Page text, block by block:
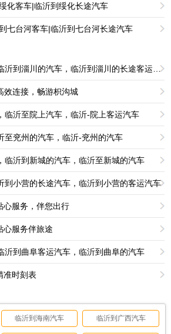
化客车|临沂到绥化长途汽车
七台河客车|临沂到七台河长途汽车
临沂到淄川客运汽车，临沂到淄川的汽车，临沂到淄川的长途客运汽车
效连接，畅游枳沟城
临沂至院上汽车，临沂-院上客运汽车
至兖州的汽车，临沂-兖州的汽车
临沂到新城的汽车，临沂至新城的汽车
到小营的长途汽车，临沂到小营的客运汽车
服务，伴您出行
服务伴旅途
沂到曲阜客运汽车，临沂到曲阜的汽车
准时刻表
临沂到海南汽车 临沂到广西汽车